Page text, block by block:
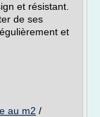
et résistant.
de ses
et
au m2 /